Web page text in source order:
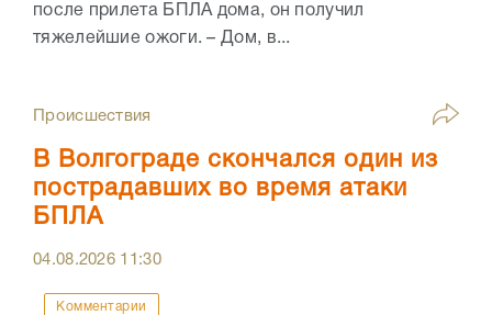
после прилета БПЛА дома, он получил
тяжелейшие ожоги. – Дом, в...
Происшествия
В Волгограде скончался один из
пострадавших во время атаки
БПЛА
04.08.2026 11:30
Комментарии